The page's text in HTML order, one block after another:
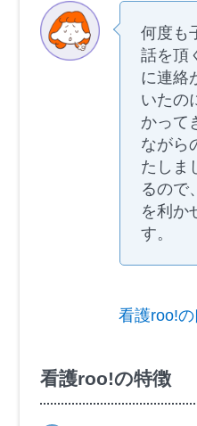
何度も
話を頂
に連絡
いたの
かって
ながら
たしま
るので
を利か
す。
看護roo!
看護roo!の特徴